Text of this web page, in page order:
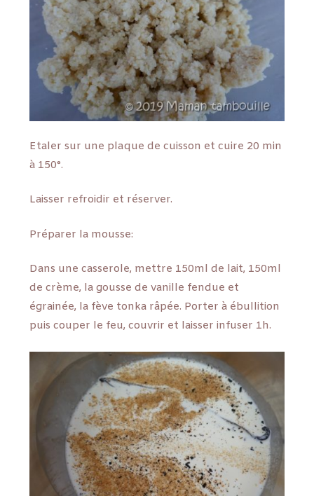
Etaler sur une plaque de cuisson et cuire 20 min
à 150°.
Laisser refroidir et réserver.
Préparer la mousse:
Dans une casserole, mettre 150ml de lait, 150ml
de crème, la gousse de vanille fendue et
égrainée, la fève tonka râpée. Porter à ébullition
puis couper le feu, couvrir et laisser infuser 1h.